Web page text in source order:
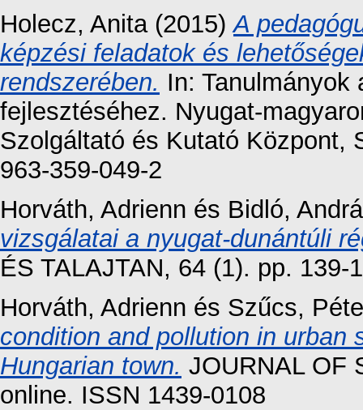
Holecz, Anita(2015)A
képzési feladatok és
rendszerében. In: Tanulmányok
fejlesztéséhez. Nyugat-
Szolgáltató és Kutató Központ,
963-359-049-2
Horváth, Adrienn és Bidló,
vizsgálatai a nyugat-dunántúli
ÉS TALAJTAN, 64 (1). pp. 139-
Horváth, Adrienn és Szűcs,
condition and pollution in
Hungarian town. JOURNAL OF
online. ISSN 1439-0108